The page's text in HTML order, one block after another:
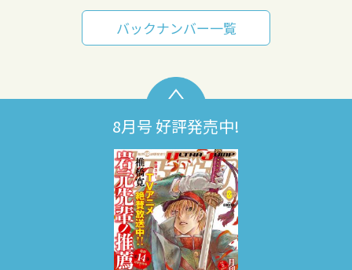
バックナンバー一覧
8月号 好評発売中!